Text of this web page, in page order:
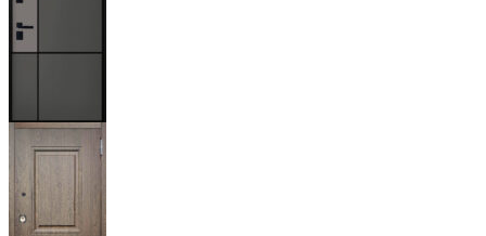
Мичиган